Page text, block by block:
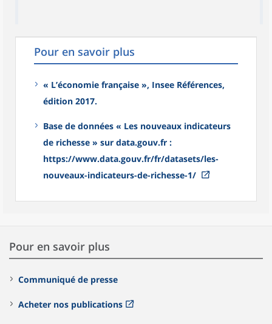
Pour en savoir plus
« L’économie française », Insee Références,
édition 2017.
Base de données « Les nouveaux indicateurs
de richesse » sur data.gouv.fr :
https://www.data.gouv.fr/fr/datasets/les-
nouveaux-indicateurs-de-richesse-1/
Pour en savoir plus
Communiqué de presse
Acheter nos publications